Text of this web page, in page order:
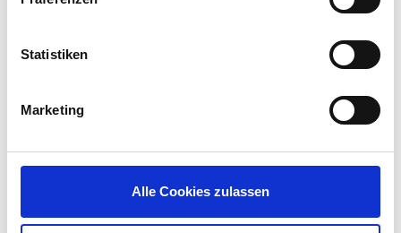
Statistiken
Marketing
Alle Cookies zulassen
2x USB 3.2, 4x USB 2.0
Highlights